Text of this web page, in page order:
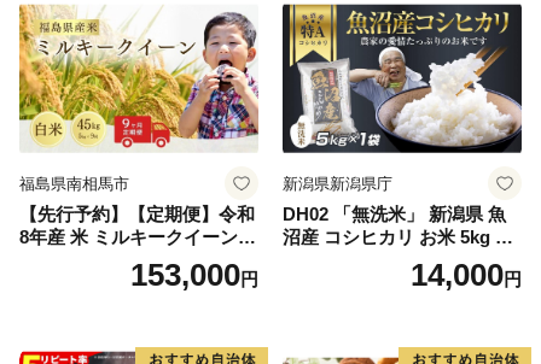
福島県南相馬市
【先行予約】【定期便】令和
8年産 米 ミルキークイーン
白米 45kg (5kg×9回) | ミルキ
ークイーン 米5kg 福島 福島
福島県 南相馬市 cu006-ae
153,000円
新潟県新潟県庁
DH02 「無洗米」 新潟県 魚
沼産 コシヒカリ お米 5kg こ
しひかり 精米 米（お米の美
味しい炊き方ガイド付き）
14,000円